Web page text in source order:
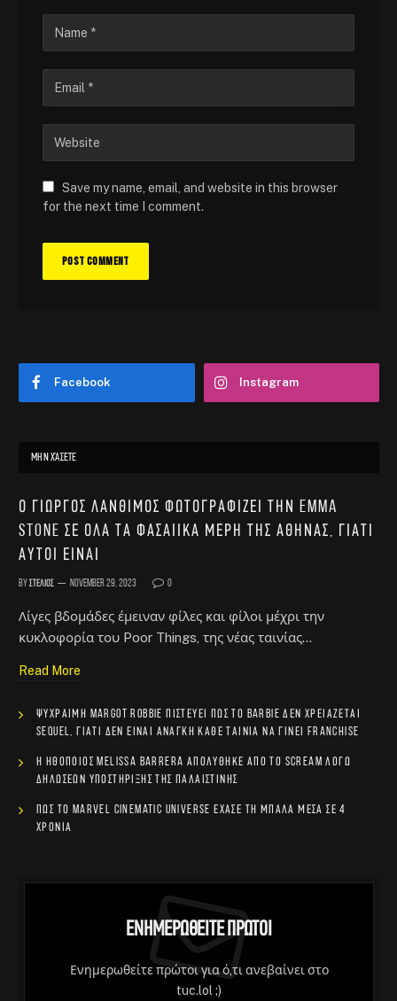
Save my name, email, and website in this browser
for the next time I comment.
Facebook Instagram
ΜΗΝ ΧΆΣΕΤΕ
Ο Γιώργος Λάνθιμος φωτογραφίζει την Emma
Stone σε όλα τα φασαίικα μέρη της Αθήνας, γιατί
αυτοί είναι
ByΣτέλιος November 29, 2023 0
Λίγες βδομάδες έμειναν φίλες και φίλοι μέχρι την
κυκλοφορία του Poor Things, της νέας ταινίας…
Read More
Ψύχραιμη Margot Robbie πιστεύει πως το Barbie δεν χρειάζεται
sequel, γιατί δεν είναι ανάγκη κάθε ταινία να γίνει franchise
Η ηθοποιός Melissa Barrera απολύθηκε από το Scream λόγω
δηλώσεων υποστήριξης της Παλαιστίνης
Πώς το Marvel Cinematic Universe έχασε τη μπάλα μέσα σε 4
χρόνια
Ενημερωθείτε Πρώτοι
Ενημερωθείτε πρώτοι για ό,τι ανεβαίνει στο
tuc.lol ;)